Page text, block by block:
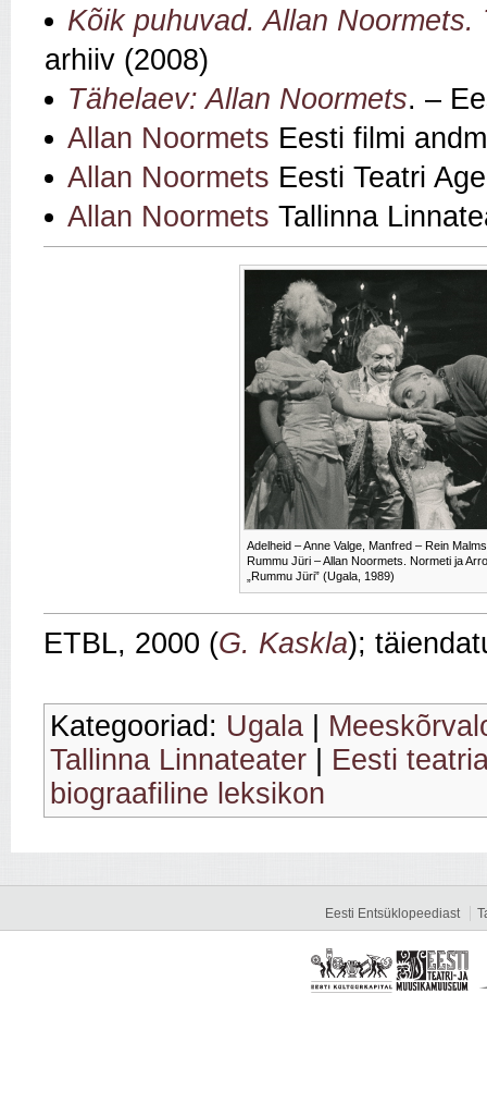
Kõik puhuvad. Allan Noormets.
arhiiv (2008)
Tähelaev: Allan Noormets. –
Allan Noormets Eesti filmi
Allan Noormets Eesti Teatri
Allan Noormets Tallinna
Adelheid – Anne Valge, Manfred – Rein
Rummu Jüri – Allan Noormets. Normeti ja Arro
„Rummu Jüri” (Ugala, 1989)
ETBL, 2000 (G. Kaskla);
Kategooriad: Ugala
Tallinna Linnateater
Eesti
biograafiline leksikon
Eesti Entsüklopeediast